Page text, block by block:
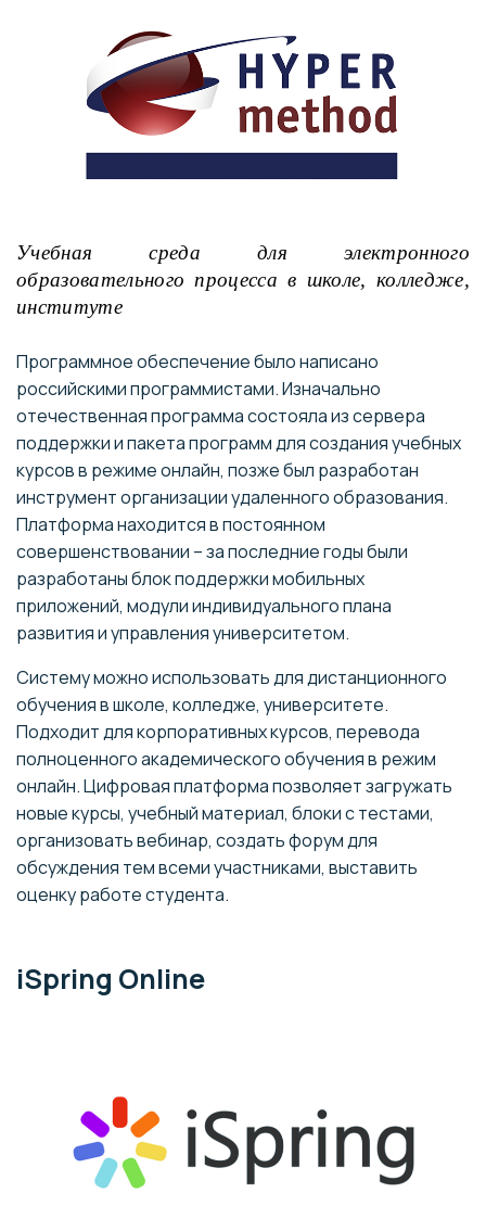
Учебная среда для электронного
образовательного процесса в школе, колледже,
институте
Программное обеспечение было написано
российскими программистами. Изначально
отечественная программа состояла из сервера
поддержки и пакета программ для создания учебных
курсов в режиме онлайн, позже был разработан
инструмент организации удаленного образования.
Платформа находится в постоянном
совершенствовании – за последние годы были
разработаны блок поддержки мобильных
приложений, модули индивидуального плана
развития и управления университетом.
Систему можно использовать для дистанционного
обучения в школе, колледже, университете.
Подходит для корпоративных курсов, перевода
полноценного академического обучения в режим
онлайн. Цифровая платформа позволяет загружать
новые курсы, учебный материал, блоки с тестами,
организовать вебинар, создать форум для
обсуждения тем всеми участниками, выставить
оценку работе студента.
iSpring Online